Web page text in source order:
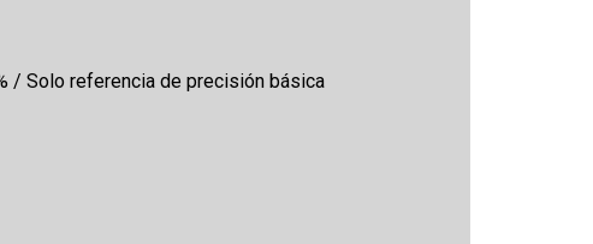
/ Solo referencia de precisión básica